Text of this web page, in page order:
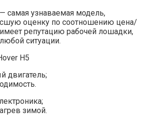
самая узнаваемая модель,
оценку по соотношению цена/
репутацию рабочей лошадки,
ситуации.
двигатель;
зимой.